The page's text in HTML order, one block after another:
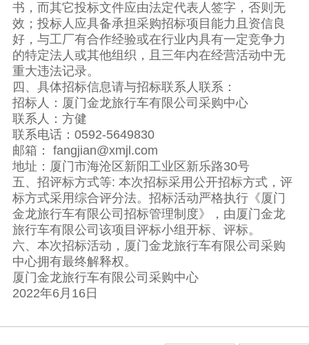
书，而其它投标文件应由法定代表人签字，否则无
效；投标人应具备承担采购招标项目能力且资信良
好，与工厂有合作经验或在行业内具有一定竞争力
的特定法人或其他组织，且三年内在经营活动中无
重大违法记录。
四、具体招标信息请与招标联系人联系：
招标人：厦门金龙旅行车有限公司采购中心
联系人：方健
联系电话：0592-5649830
邮箱： fangjian@xmjl.com
地址：厦门市海沧区新阳工业区新乐路30号
五、招评标方式等: 本次招标采用公开招标方式，评
标方式采用综合评分法。招标活动严格执行《厦门
金龙旅行车有限公司招标管理制度》，由厦门金龙
旅行车有限公司该项目评标小组开标、评标。
六、本次招标活动，厦门金龙旅行车有限公司采购
中心拥有最终解释权。
厦门金龙旅行车有限公司采购中心
2022年6月16日